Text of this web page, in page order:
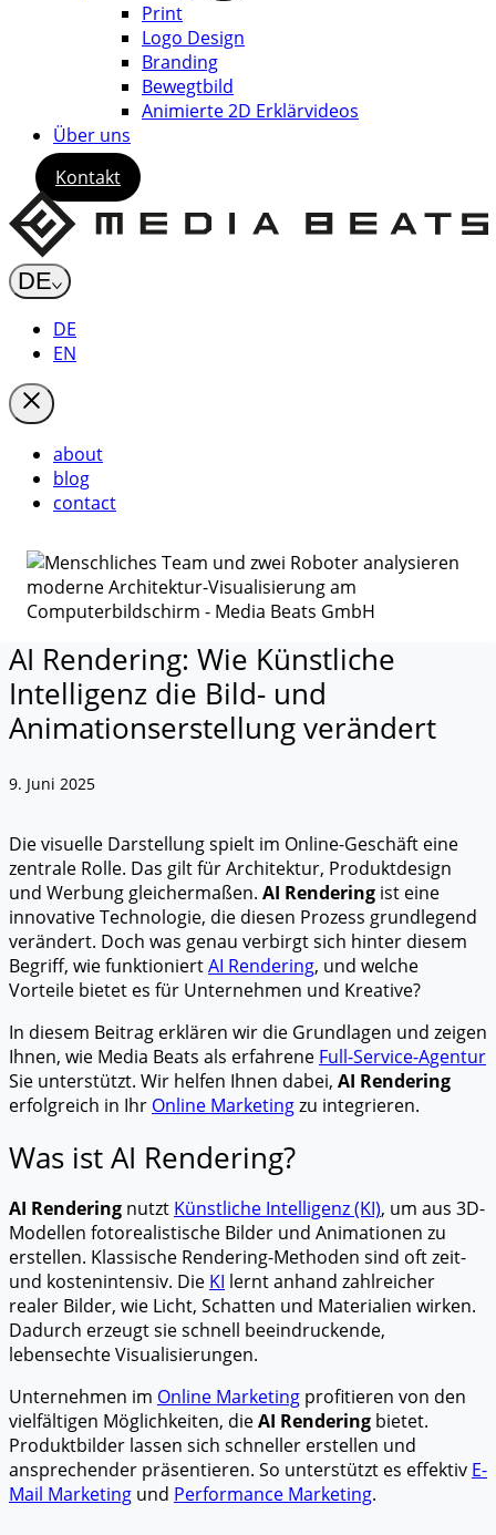
Print
Logo Design
Branding
Bewegtbild
Animierte 2D Erklärvideos
Über uns
Kontakt
DE
DE
EN
about
blog
contact
AI Rendering: Wie Künstliche
Intelligenz die Bild- und
Animationserstellung verändert
9. Juni 2025
Die visuelle Darstellung spielt im Online-Geschäft eine
zentrale Rolle. Das gilt für Architektur, Produktdesign
und Werbung gleichermaßen. AI Rendering ist eine
innovative Technologie, die diesen Prozess grundlegend
verändert. Doch was genau verbirgt sich hinter diesem
Begriff, wie funktioniertAI Rendering, und welche
Vorteile bietet es für Unternehmen und Kreative?
In diesem Beitrag erklären wir die Grundlagen und zeigen
Ihnen, wie Media Beats als erfahrene Full-Service-Agentur
Sie unterstützt. Wir helfen Ihnen dabei, AI Rendering
erfolgreich in Ihr Online Marketingzu integrieren.
Was ist AI Rendering?
AI Rendering nutzt Künstliche Intelligenz (KI), um aus 3D-
Modellen fotorealistische Bilder und Animationen zu
erstellen. Klassische Rendering-Methoden sind oft zeit-
und kostenintensiv. Die KI lernt anhand zahlreicher
realer Bilder, wie Licht, Schatten und Materialien wirken.
Dadurch erzeugt sie schnell beeindruckende,
lebensechte Visualisierungen.
Unternehmen im Online Marketing profitieren von den
vielfältigen Möglichkeiten, dieAI Rendering bietet.
Produktbilder lassen sich schneller erstellen und
ansprechender präsentieren. So unterstützt es effektiv E-
Mail Marketing und Performance Marketing.